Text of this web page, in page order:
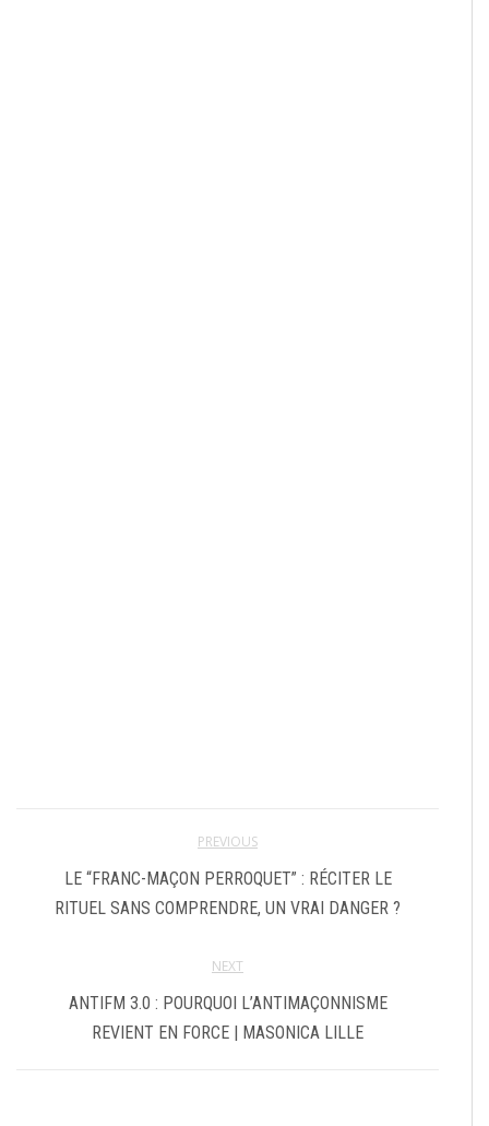
PREVIOUS
LE “FRANC-MAÇON PERROQUET” : RÉCITER LE
RITUEL SANS COMPRENDRE, UN VRAI DANGER ?
NEXT
ANTIFM 3.0 : POURQUOI L’ANTIMAÇONNISME
REVIENT EN FORCE | MASONICA LILLE